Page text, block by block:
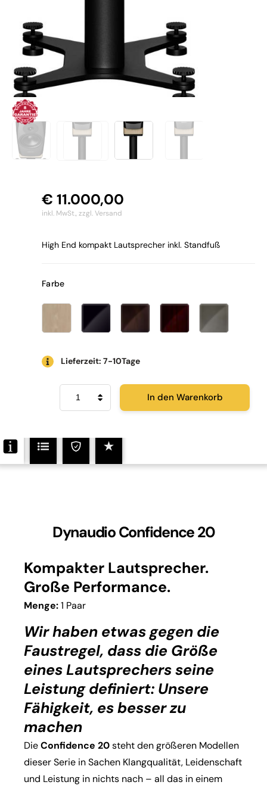
€ 11.000,00
inkl. MwSt.,zzgl. Versand
High End kompakt Lautsprecher inkl. Standfuß
Farbe
Lieferzeit: 7-10Tage
Dynaudio
Confidence
20
In den Warenkorb
Dynaudio Confidence 20
Kompakter Lautsprecher.
Große Performance.
Menge:1 Paar
Wir haben etwas gegen die
Faustregel, dass die Größe
eines Lautsprechers seine
Leistung definiert: Unsere
Fähigkeit, es besser zu
machen
DieConfidence 20steht den größeren Modellen
dieser Serie in Sachen Klangqualität, Leidenschaft
und Leistung in nichts nach – all das in einem